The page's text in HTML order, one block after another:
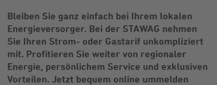
Bleiben Sie ganz einfach bei Ihrem lokalen
Energieversorger. Bei der STAWAG nehmen
Sie Ihren Strom- oder Gastarif unkompliziert
mit. Profitieren Sie weiter von regionaler
Energie, persönlichem Service und exklusiven
Vorteilen. Jetzt bequem online ummelden